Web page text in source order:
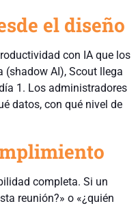
el diseño
con IA que los
(shadow AI), Scout llega
1. Los administradores
datos, con qué nivel de
completa. Si un
reunión?» o «¿quién